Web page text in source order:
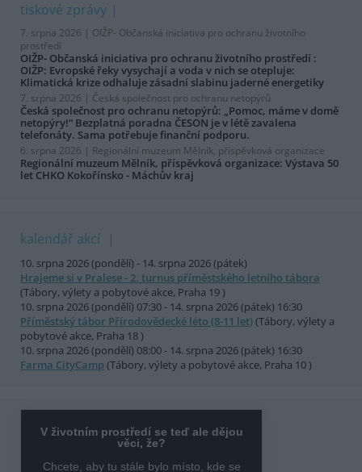
tiskové zprávy
7. srpna 2026 | OIŽP- Občanská iniciativa pro ochranu životního
prostředí
OIŽP- Občanská iniciativa pro ochranu životního prostředí :
OIŽP: Evropské řeky vysychají a voda v nich se otepluje:
Klimatická krize odhaluje zásadní slabinu jaderné energetiky
7. srpna 2026 | Česká společnost pro ochranu netopýrů
Česká společnost pro ochranu netopýrů: „Pomoc, máme v domě
netopýry!“ Bezplatná poradna ČESON je v létě zavalena
telefonáty. Sama potřebuje finanční podporu.
6. srpna 2026 | Regionální muzeum Mělník, příspěvková organizace
Regionální muzeum Mělník, příspěvková organizace: Výstava 50
let CHKO Kokořínsko - Máchův kraj
kalendář akcí
10. srpna 2026 (pondělí) - 14. srpna 2026 (pátek)
Hrajeme si v Pralese - 2. turnus příměstského letního tábora
(Tábory, výlety a pobytové akce, Praha 19 )
10. srpna 2026 (pondělí) 07:30 - 14. srpna 2026 (pátek) 16:30
Příměstský tábor Přírodovědecké léto (8-11 let)(Tábory, výlety a
pobytové akce, Praha 18 )
10. srpna 2026 (pondělí) 08:00 - 14. srpna 2026 (pátek) 16:30
Farma CityCamp (Tábory, výlety a pobytové akce, Praha 10 )